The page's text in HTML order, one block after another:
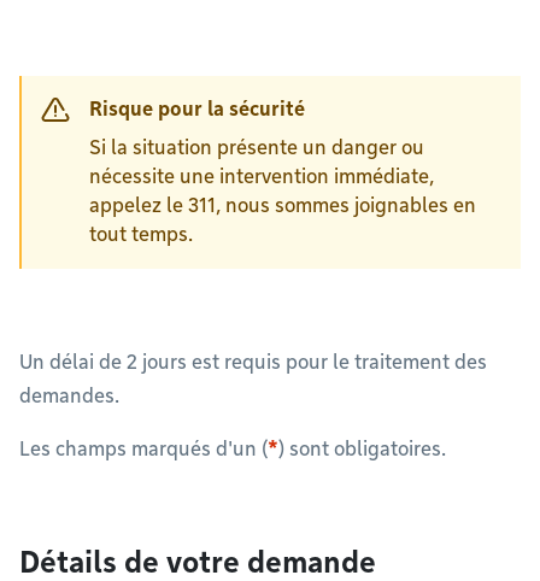
Risque pour la sécurité
Si la situation présente un danger ou
nécessite une intervention immédiate,
appelez le 311, nous sommes joignables en
tout temps.
Un délai de 2 jours est requis pour le traitement des
demandes.
Les champs marqués d'un (*) sont obligatoires.
Détails de votre demande